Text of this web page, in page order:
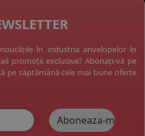
în industria anvelopelor în
promoții exclusive? Abonați-vă pe
pe săptămână cele mai bune oferte